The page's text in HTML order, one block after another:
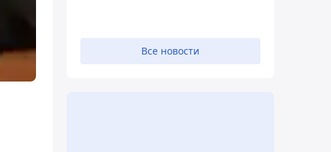
Все новости